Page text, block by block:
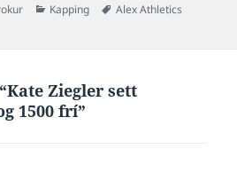
Categories
Kapping Tags
Alex Athletics
Ziegler sett
1500 frí”